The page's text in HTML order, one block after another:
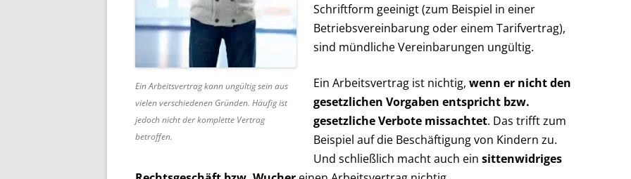
Ein Arbeitsvertrag kann ungültig sein aus
vielen verschiedenen Gründen. Häufig ist
jedoch nicht der komplette Vertrag
betroffen.
Schriftform geeinigt (zum Beispiel in einer
Betriebsvereinbarung oder einem Tarifvertrag),
sind mündliche Vereinbarungen ungültig.
Ein Arbeitsvertrag ist nichtig, wenn er nicht den
gesetzlichen Vorgaben entspricht bzw.
gesetzliche Verbote missachtet. Das trifft zum
Beispiel auf die Beschäftigung von Kindern zu.
Und schließlich macht auch ein sittenwidriges